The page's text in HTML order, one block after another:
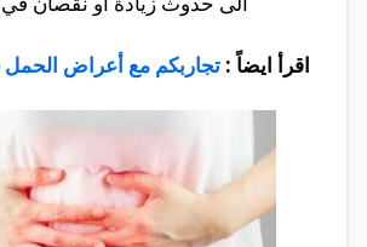
اقرأ ايضاً : تجاربكم مع أعراض الحمل